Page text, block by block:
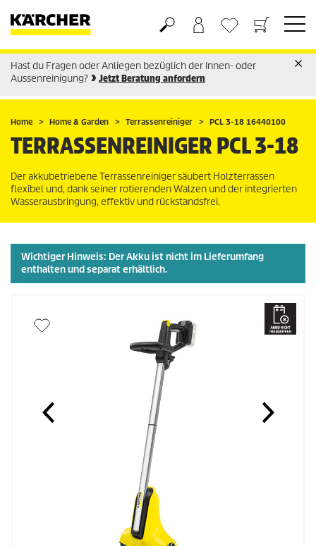
Warenkorb
Wunschliste
Hast du Fragen oder Anliegen bezüglich der Innen- oder
Aussenreinigung?
Jetzt Beratung anfordern
Home Home & Garden Terrassenreiniger PCL 3-18 16440100
TERRASSENREINIGER PCL 3-18
Der akkubetriebene Terrassenreiniger säubert Holzterrassen
flexibel und, dank seiner rotierenden Walzen und der integrierten
Wasserausbringung, effektiv und rückstandsfrei.
Wichtiger Hinweis: Der Akku istnichtim Lieferumfang
enthalten und separat erhältlich.